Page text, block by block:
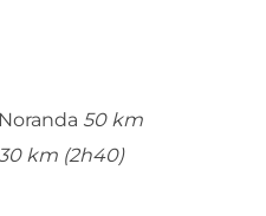
50 km
km (2h40)